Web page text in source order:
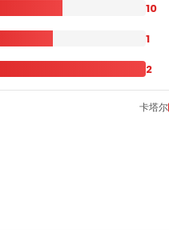
10
1
2
卡塔尔